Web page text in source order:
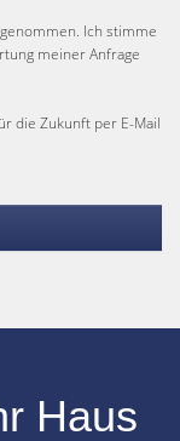
Ich stimme
meiner Anfrage
die Zukunft per E-Mail
Haus